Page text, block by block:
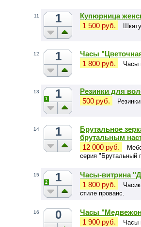
11 1
Купюрница
1 500 руб.
12 1
Часы
1 800 руб.
Часы
13 1
1
Резинки для
500 руб.
14 1
Брутальное
брутальным
12 000 руб.
серия "Брутальный
15 1
2
Часы-витрина
1 800 руб.
стиле прованс.
16 0
Часы
1 900 руб.
Часы